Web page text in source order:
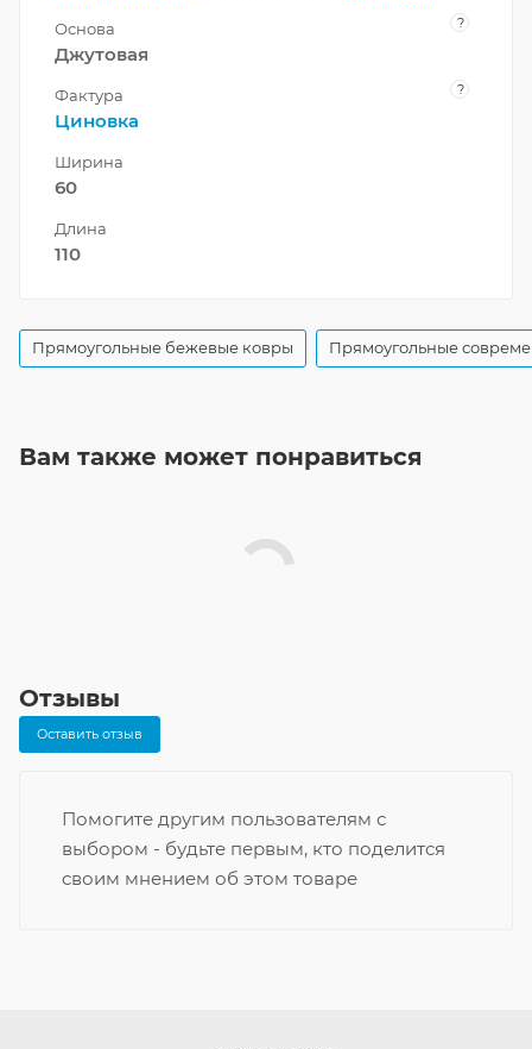
Основа ?
Джутовая
Фактура ?
Циновка
Ширина
60
Длина
110
Прямоугольные бежевые ковры Прямоугольные
Вам также может понравиться
Отзывы
Оставить отзыв
Помогите другим пользователям с
выбором - будьте первым, кто поделится
своим мнением об этом товаре